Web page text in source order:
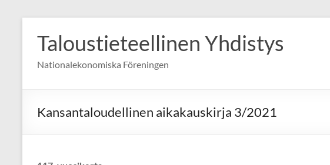
content
Taloustieteellinen Yhdistys
Nationalekonomiska Föreningen
Kansantaloudellinen aikakauskirja 3/2021